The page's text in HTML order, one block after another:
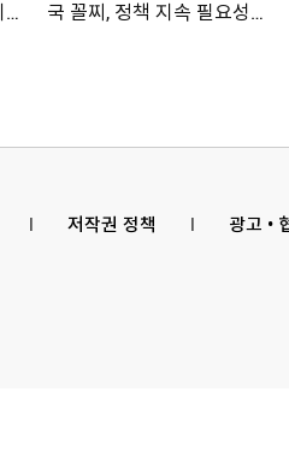
국 꼴찌, 정책 지속 필요성
l 저작권 정책 l 광고 •